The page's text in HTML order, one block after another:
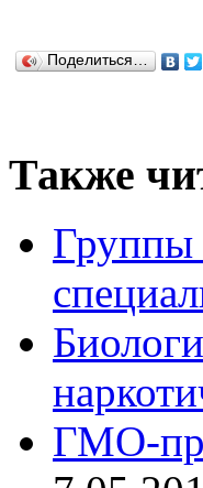
Поделиться…
Также
Группы
ГМО-